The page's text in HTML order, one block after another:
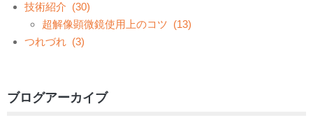
技術紹介 (30)
超解像顕微鏡使用上のコツ (13)
つれづれ (3)
ブログアーカイブ